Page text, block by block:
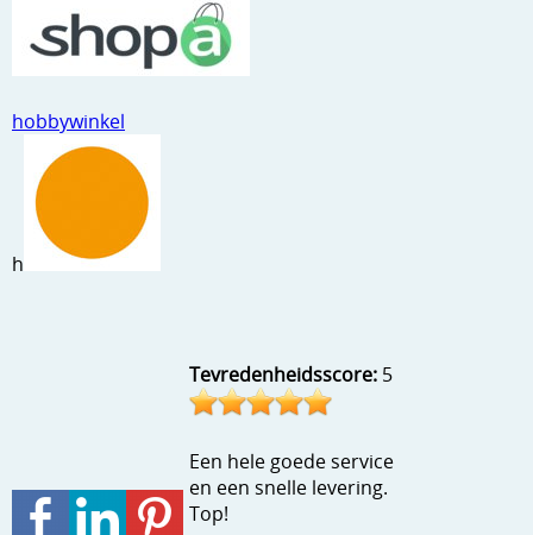
Ponsen
Ribbelaar
Snijmaterialen
Speciaal papier
Stans machine en embossing machines
Stempels en zo
hobbywinkel
h
Tevredenheidsscore: 5
Een hele goede service
en een snelle levering.
Top!